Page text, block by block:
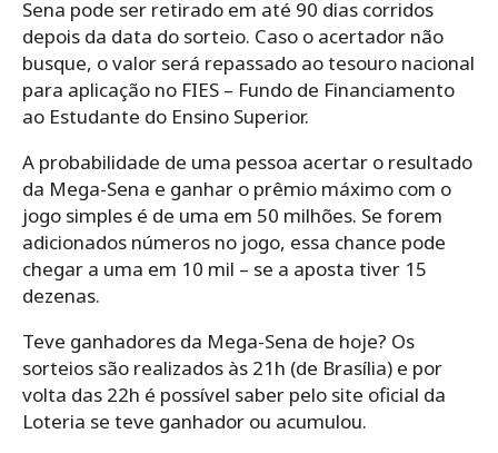
Sena pode ser retirado em até 90 dias corridos
depois da data do sorteio. Caso o acertador não
busque, o valor será repassado ao tesouro nacional
para aplicação no FIES – Fundo de Financiamento
ao Estudante do Ensino Superior.
A probabilidade de uma pessoa acertar o resultado
da Mega-Sena e ganhar o prêmio máximo com o
jogo simples é de uma em 50 milhões. Se forem
adicionados números no jogo, essa chance pode
chegar a uma em 10 mil – se a aposta tiver 15
dezenas.
Teve ganhadores da Mega-Sena de hoje? Os
sorteios são realizados às 21h (de Brasília) e por
volta das 22h é possível saber pelo site oficial da
Loteria se teve ganhador ou acumulou.